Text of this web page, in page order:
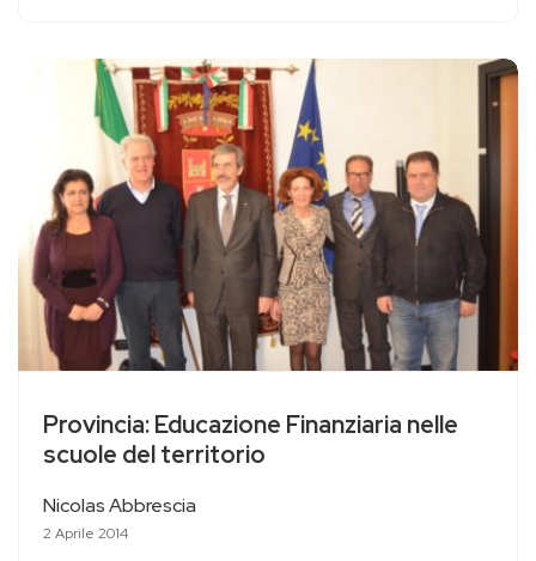
Provincia: Educazione Finanziaria nelle
scuole del territorio
Nicolas Abbrescia
2 Aprile 2014